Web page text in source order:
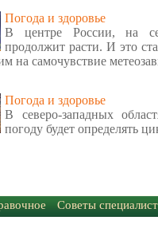
Погода и здоровье
В центре России, на
продолжит расти. И это
на самочувствие
Погода и здоровье
В северо-западных
погоду будет определять
Советы